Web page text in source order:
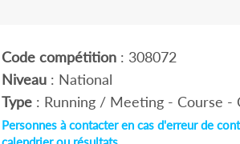
Code compétition: 308072
Niveau: National
Type: Running / Meeting - Course -
Personnes à contacter en cas d'erreur de